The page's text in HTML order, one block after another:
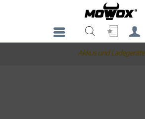
Akkus und Ladegeräte